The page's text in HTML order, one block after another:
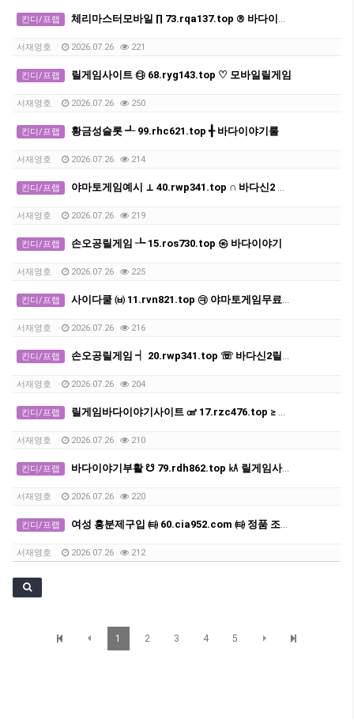
킨디/프랩 체리마스터모바일 ∏ 73.rqa137.top ® 바다이야기
서재영호 2026.07.26 221
킨디/프랩 릴게임사이트 ㉰ 68.ryg143.top ♡ 모바일릴게임
서재영호 2026.07.26 250
킨디/프랩 황금성슬롯 ┹ 99.rhc621.top ╉ 바다이야기룰
서재영호 2026.07.26 214
킨디/프랩 야마토게임예시 ⊥ 40.rwp341.top ∩ 바다신2 다운로드
서재영호 2026.07.26 219
킨디/프랩 손오공릴게임 ┺ 15.ros730.top ㉿ 바다이야기
서재영호 2026.07.26 225
킨디/프랩 사이다쿨 ㈅ 11.rvn821.top ㉪ 야마토게임무료다운받기
서재영호 2026.07.26 216
킨디/프랩 손오공릴게임 ┥ 20.rwp341.top ☏ 바다신2릴게임
서재영호 2026.07.26 204
킨디/프랩 릴게임바다이야기사이트 ㎤ 17.rzc476.top ≥ 릴게임바다이야기
서재영호 2026.07.26 210
킨디/프랩 바다이야기부활 ☋ 79.rdh862.top ㎄ 릴게임사이트
서재영호 2026.07.26 220
킨디/프랩 여성 흥분제구입 ㈙ 60.cia952.com ㈙ 정품 조루방지제판매
서재영호 2026.07.26 212
1 2 3 4 5